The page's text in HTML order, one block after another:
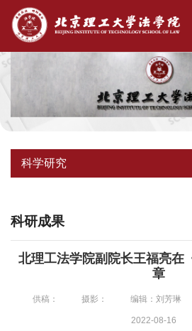
科学研究
科研成果
北理工法学院副院长王福亮在
章
供稿： 摄影： 编辑：刘芳琳
2022-08-16